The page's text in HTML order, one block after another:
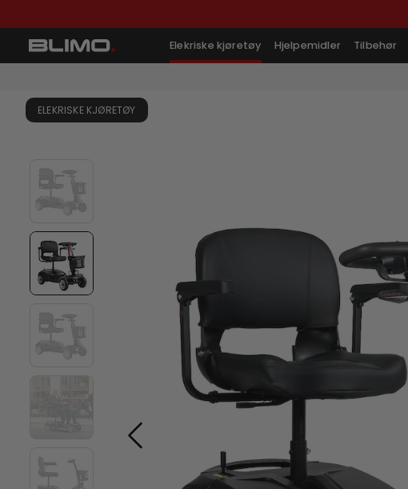
Elekriske kjøretøy Hjelpemidler Tilbehør
ELEKRISKE KJØRETØY